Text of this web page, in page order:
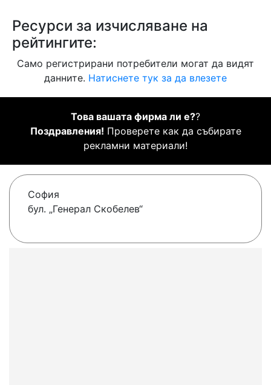
Ресурси за изчисляване на
рейтингите:
Само регистрирани потребители могат да видят
данните. Натиснете тук за да влезете
Това вашата фирма ли е??
Поздравления! Проверете как да събирате
рекламни материали!
София
бул. „Генерал Скобелев“